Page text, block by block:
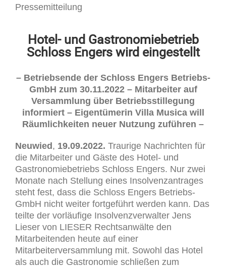
Pressemitteilung
Hotel- und Gastronomiebetrieb
Schloss Engers wird eingestellt
– Betriebsende der Schloss Engers Betriebs-
GmbH zum 30.11.2022 – Mitarbeiter auf
Versammlung über Betriebsstillegung
informiert – Eigentümerin Villa Musica will
Räumlichkeiten neuer Nutzung zuführen –
Neuwied , 19.09.2022. Traurige Nachrichten für
die Mitarbeiter und Gäste des Hotel- und
Gastronomiebetriebs Schloss Engers. Nur zwei
Monate nach Stellung eines Insolvenzantrages
steht fest, dass die Schloss Engers Betriebs-
GmbH nicht weiter fortgeführt werden kann. Das
teilte der vorläufige Insolvenzverwalter Jens
Lieser von LIESER Rechtsanwälte den
Mitarbeitenden heute auf einer
Mitarbeiterversammlung mit. Sowohl das Hotel
als auch die Gastronomie schließen zum